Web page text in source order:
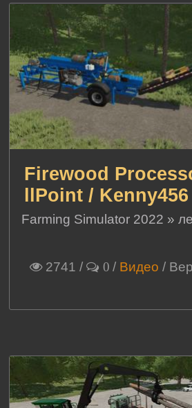
Firewood
llPoint /
Farming Simulator 2022 »
2741 / 0 / Видео /